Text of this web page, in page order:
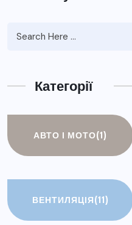
Категорії
АВТО І МОТО(1)
ВЕНТИЛЯЦІЯ(11)